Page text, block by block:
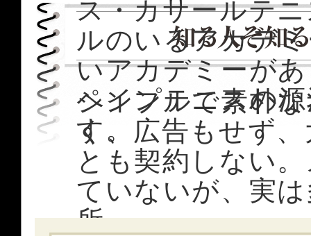
ス・カサールテ
ルのいるアカデ
いアカデミーが
ペインテニスの
す。
シンプルで素朴
く、広告もせず
とも契約しない
ていないが、実
所…。